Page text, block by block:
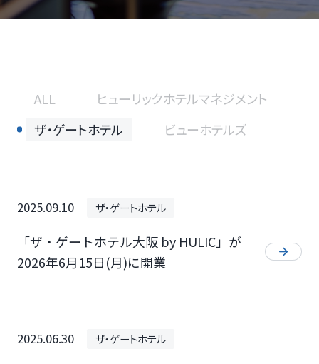
ALL
ヒューリックホテルマネジメント
ザ・ゲートホテル
ビューホテルズ
2025.09.10 ザ・ゲートホテル
「ザ・ゲートホテル大阪 by HULIC」が
2026年6月15日(月)に開業
2025.06.30 ザ・ゲートホテル